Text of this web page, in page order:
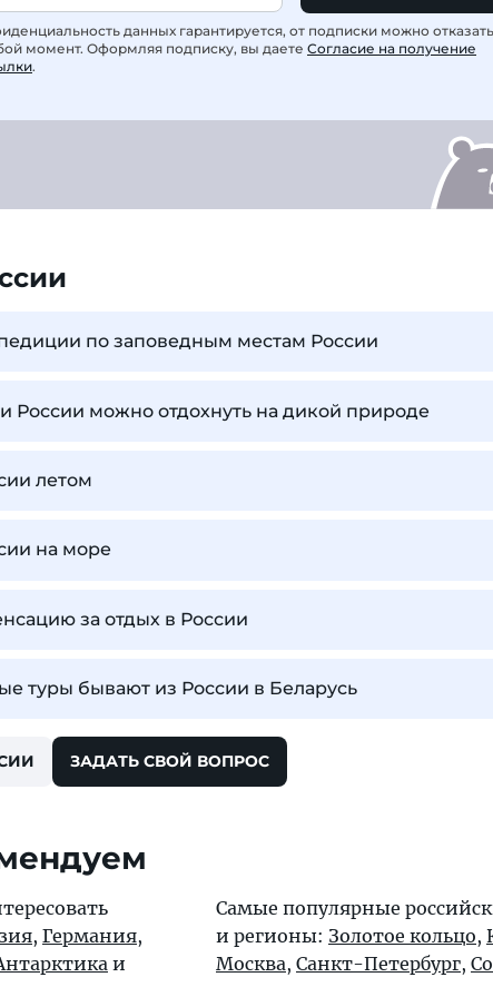
данных гарантируется, от подписки можно
момент. Оформляя подписку, вы даете Согласие на получение
.
по заповедным местам России
России можно отдохнуть на дикой природе
летом
на море
за отдых в России
туры бывают из России в Беларусь
ЗАДАТЬ СВОЙ ВОПРОС
, Германия,
и
Самые популярные
и регионы: Золотое кольцо,
Москва, Санкт-Петербург,